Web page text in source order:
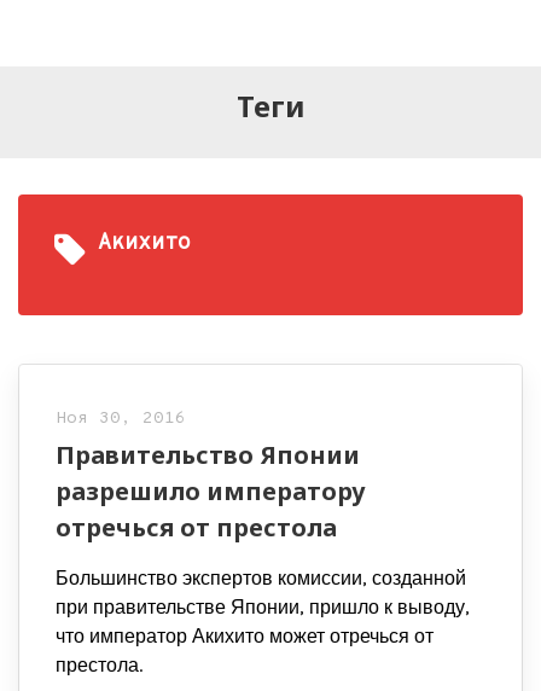
Теги
Акихито
Ноя 30, 2016
Правительство Японии
разрешило императору
отречься от престола
Большинство экспертов комиссии, созданной
при правительстве Японии, пришло к выводу,
что император Акихито может отречься от
престола.